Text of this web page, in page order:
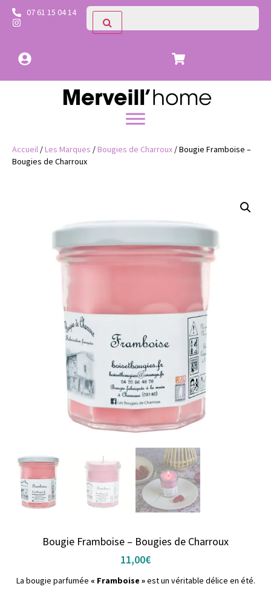
07 61 15 04 14
Accueil /Les Marques /Bougies de Charroux / Bougie Framboise –
Bougies de Charroux
Bougie Framboise – Bougies de Charroux
11,00€
La bougie parfumée « Framboise »est un véritable délice en été.